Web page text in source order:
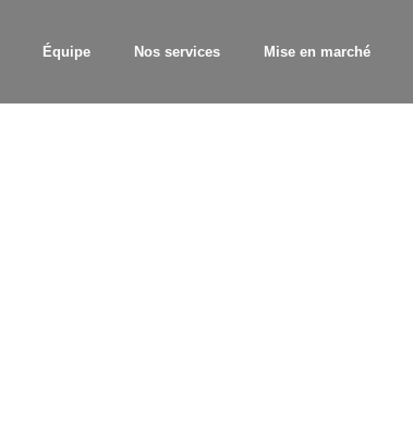
Équipe Nos services Mise en marché